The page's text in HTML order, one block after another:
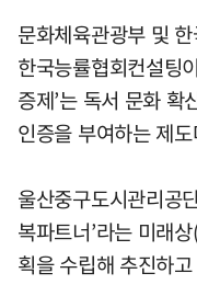
문화체육관광부 및
한국능률협회컨설팅
증제’는 독서 문화 확
인증을 부여하는 제
울산중구도시관리공
복파트너’라는 미래
획을 수립해 추진하